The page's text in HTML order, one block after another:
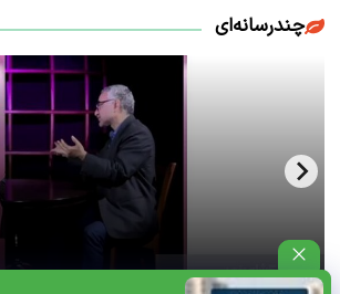
چندرسانه‌ای
فحش بالای ۱۸سال سعید لیلاز از فرط عصبانیت+ویدئو